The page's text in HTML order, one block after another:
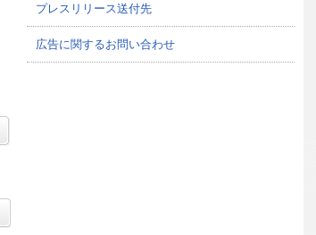
プレスリリース送付先
広告に関するお問い合わせ